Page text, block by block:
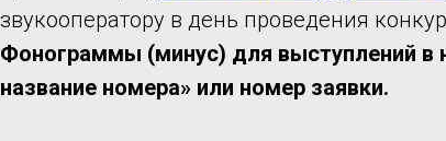
звукооператору в день проведения
Фонограммы (минус) для выступлений
название номера» или номер заявки.